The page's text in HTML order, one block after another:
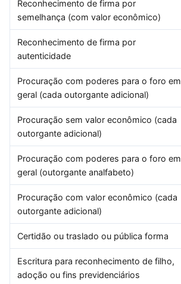
Reconhecimento de firma por
semelhança (com valor econômico)
Reconhecimento de firma por
autenticidade
Procuração com poderes para o foro em
geral (cada outorgante adicional)
Procuração sem valor econômico (cada
outorgante adicional)
Procuração com poderes para o foro em
geral (outorgante analfabeto)
Procuração com valor econômico (cada
outorgante adicional)
Certidão ou traslado ou pública forma
Escritura para reconhecimento de filho,
adoção ou fins previdenciários